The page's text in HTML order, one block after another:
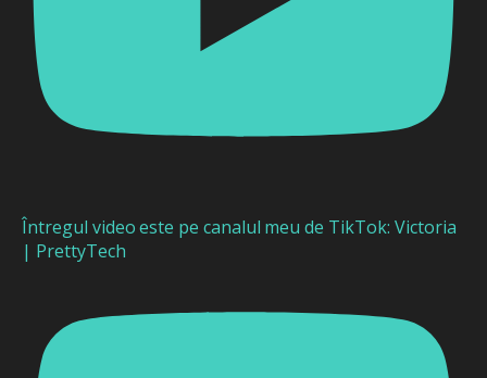
Întregul video este pe canalul meu de TikTok: Victoria
| PrettyTech